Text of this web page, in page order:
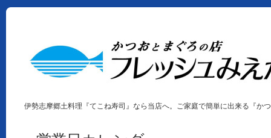
伊勢志摩郷土料理『てこね寿司』なら当店へ。ご家庭で簡単に出来る『か